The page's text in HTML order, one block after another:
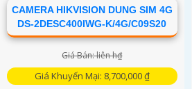
CAMERA HIKVISION DUNG SIM 4G
DS-2DESC400IWG-K/4G/C09S20
Giá Bán: liên h₫
Giá Khuyến Mại: 8,700,000 ₫